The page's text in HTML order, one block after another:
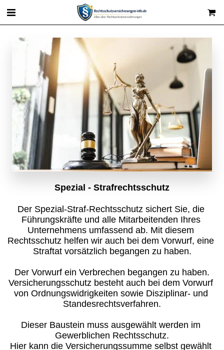
Spezial - Strafrechtsschutz
Der Spezial-Straf-Rechtsschutz sichert Sie, die
Führungskräfte und alle Mitarbeitenden Ihres
Unternehmens umfassend ab. Mit diesem
Rechtsschutz helfen wir auch bei dem Vorwurf, eine
Straftat vorsätzlich begangen zu haben.
Der Vorwurf ein Verbrechen begangen zu haben.
Versicherungsschutz besteht auch bei dem Vorwurf
von Ordnungswidrigkeiten sowie Disziplinar- und
Standesrechtsverfahren.
Dieser Baustein muss ausgewählt werden im
Gewerblichen Rechtsschutz.
Hier kann die Versicherungssumme selbst gewählt